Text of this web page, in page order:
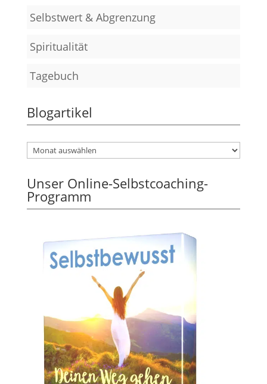
Selbstwert & Abgrenzung
Spiritualität
Tagebuch
Blogartikel
Unser Online-Selbstcoaching-
Programm